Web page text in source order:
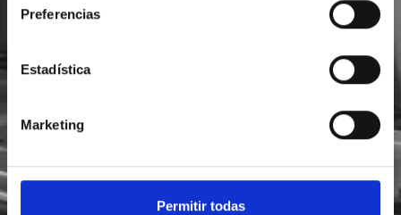
Preferencias
Estadística
Marketing
Permitir todas
He leído y acepto la
Acepto recibir novedades deFoodsat